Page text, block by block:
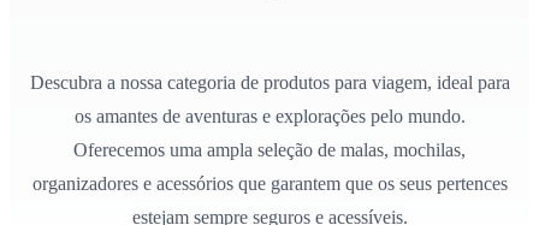
Descubra a nossa categoria de produtos para viagem, ideal para
os amantes de aventuras e explorações pelo mundo.
Oferecemos uma ampla seleção de malas, mochilas,
organizadores e acessórios que garantem que os seus pertences
estejam sempre seguros e acessíveis.